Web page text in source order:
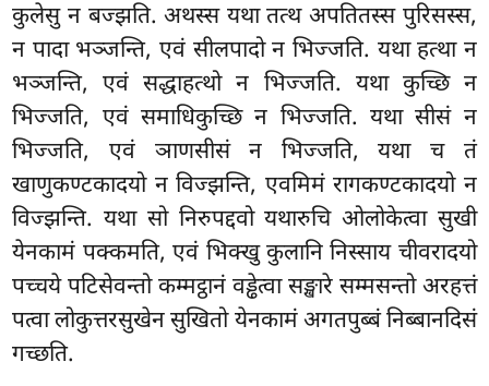
कुलेसु न बज्झति. अथस्स यथा तत्थ अपतितस्स पुरिसस्स,
न पादा भञ्जन्ति, एवं सीलपादो न भिज्जति. यथा हत्था न
भञ्जन्ति, एवं सद्धाहत्थो न भिज्जति. यथा कुच्छि न
भिज्जति, एवं समाधिकुच्छि न भिज्जति. यथा सीसं न
भिज्जति, एवं ञाणसीसं न भिज्जति, यथा च तं
खाणुकण्टकादयो न विज्झन्ति, एवमिमं रागकण्टकादयो न
विज्झन्ति. यथा सो निरुपद्दवो यथारुचि ओलोकेत्वा सुखी
येनकामं पक्कमति, एवं भिक्खु कुलानि निस्साय चीवरादयो
पच्चये पटिसेवन्तो कम्मट्ठानं वड्ढेत्वा सङ्खारे सम्मसन्तो अरहत्तं
पत्वा लोकुत्तरसुखेन सुखितो येनकामं अगतपुब्बं निब्बानदिसं
गच्छति.